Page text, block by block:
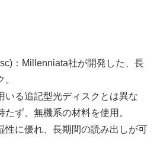
：Millenniata社が開発した、長
いる追記型光ディスクとは異な
たず、無機系の材料を使用。
性に優れ、長期間の読み出しが可